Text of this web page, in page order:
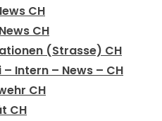
CH
CH
(Strasse) CH
– Intern – News – CH
CH
CH